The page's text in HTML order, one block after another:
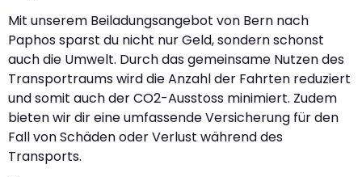
Mit unserem Beiladungsangebot von Bern nach
Paphos sparst du nicht nur Geld, sondern schonst
auch die Umwelt. Durch das gemeinsame Nutzen des
Transportraums wird die Anzahl der Fahrten reduziert
und somit auch der CO2-Ausstoss minimiert. Zudem
bieten wir dir eine umfassende Versicherung für den
Fall von Schäden oder Verlust während des
Transports.